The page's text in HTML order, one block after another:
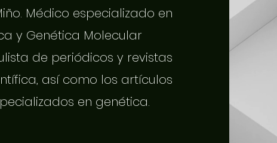
Médico especializado en
y Genética Molecular
de periódicos y revistas
así como los artículos
en genética.